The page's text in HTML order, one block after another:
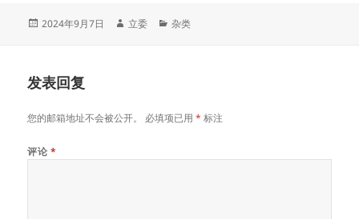
发
2024年9月7日
作
立委
分
杂类
发表回复
您的邮箱地址不会被公开。 必填项已用* 标注
评论 *